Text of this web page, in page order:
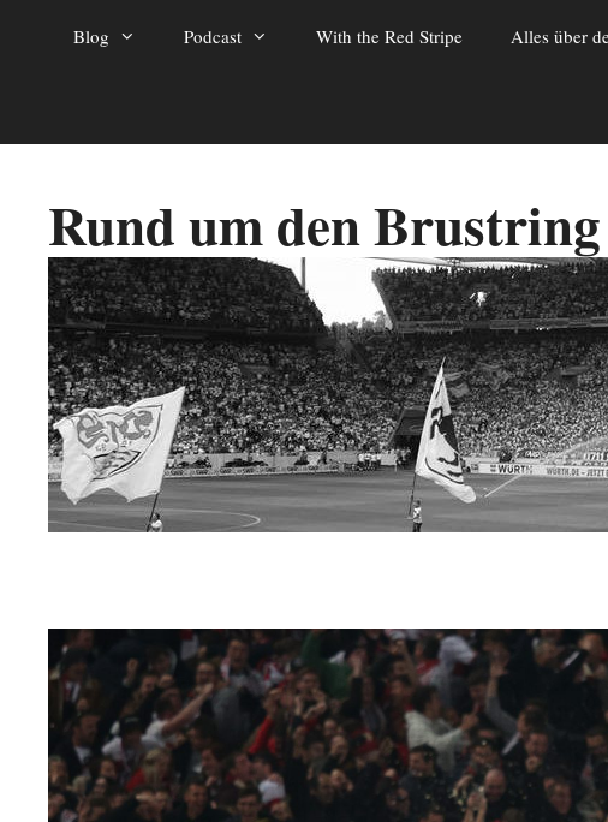
Blog Podcast With the Red Stripe Alles über
Rund um den Brustring